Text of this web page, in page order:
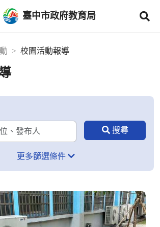
臺中市政府教育局
校園活動報導
更多篩選條件